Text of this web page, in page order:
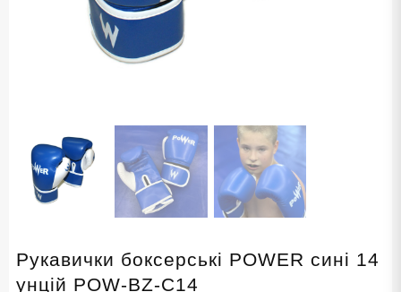
Рукавички боксерські POWER сині 14
унцій POW-BZ-C14